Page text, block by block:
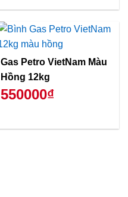
Gas Petro VietNam Màu
Hồng 12kg
550000₫